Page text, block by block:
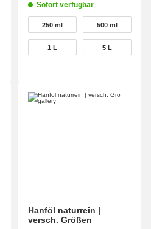
Sofort verfügbar
wählen
250 ml
250 ml 500 ml
500 ml
1 L
1 L 5 L
5 L
Hanföl naturrein |
versch. Größen